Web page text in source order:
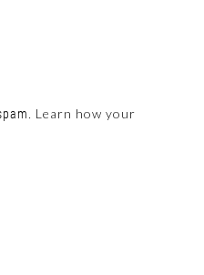
Learn how your